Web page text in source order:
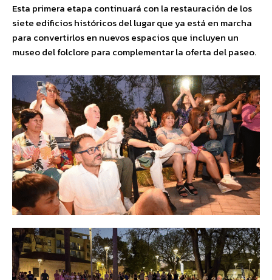
Esta primera etapa continuará con la restauración de los
siete edificios históricos del lugar que ya está en marcha
para convertirlos en nuevos espacios que incluyen un
museo del folclore para complementar la oferta del paseo.